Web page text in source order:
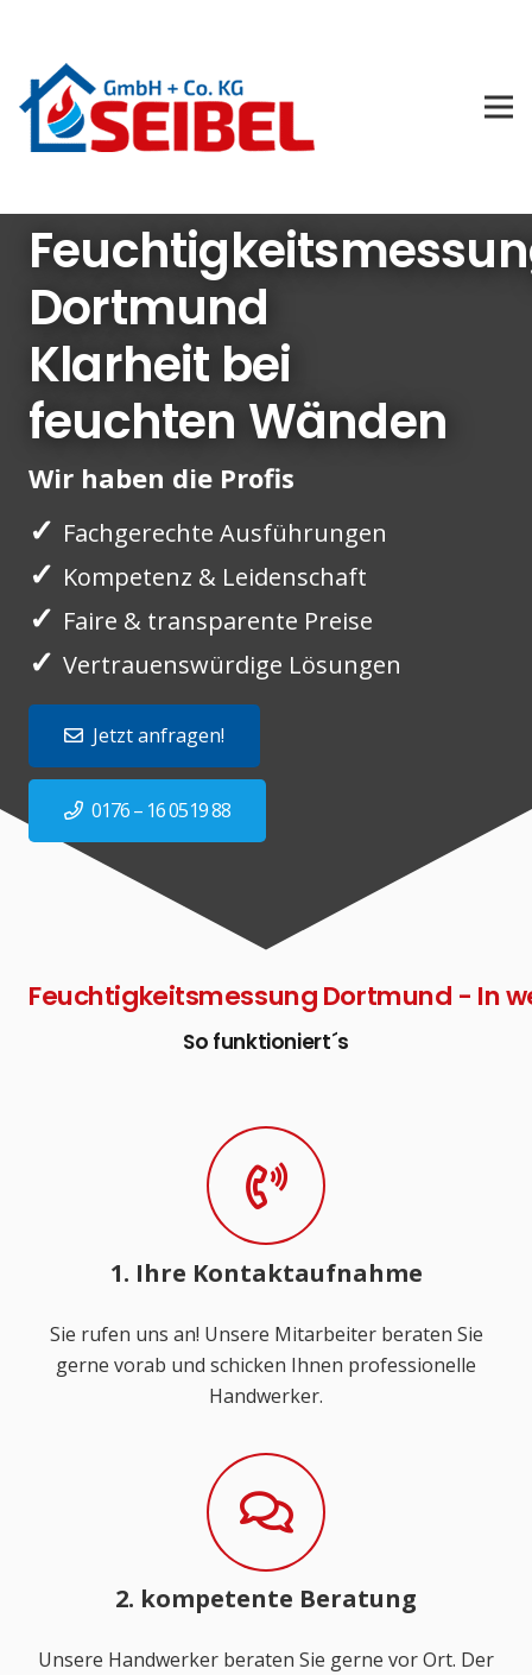
Dortmund
Klarheit bei
feuchten Wänden
Wir haben die Profis
✓ Fachgerechte Ausführungen
✓ Kompetenz & Leidenschaft
✓ Faire & transparente Preise
✓ Vertrauenswürdige Lösungen
Jetzt anfragen!
0176 – 16 0519 88
Feuchtigkeitsmessung Dortmund - In
So funktioniert´s
1. Ihre Kontaktaufnahme
Sie rufen uns an! Unsere Mitarbeiter beraten Sie
gerne vorab und schicken Ihnen professionelle
Handwerker.
2. kompetente Beratung
Unsere Handwerker beraten Sie gerne vor Ort. Der